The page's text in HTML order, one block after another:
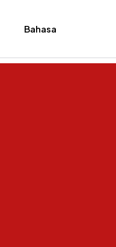
Bahasa